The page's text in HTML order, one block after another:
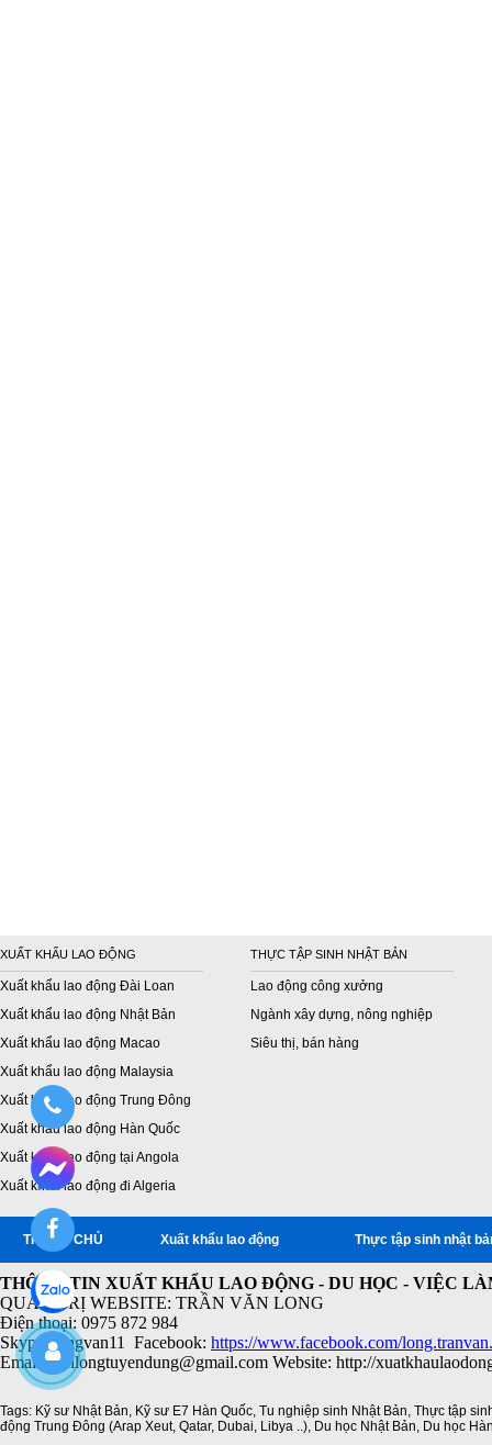
XUẤT KHẨU LAO ĐỘNG
Xuất khẩu lao động Đài Loan
Xuất khẩu lao động Nhật Bản
Xuất khẩu lao động Macao
Xuất khẩu lao động Malaysia
Xuất khẩu lao động Trung Đông
Xuất khẩu lao động Hàn Quốc
Xuất khẩu lao động tại Angola
Xuất khẩu lao động đi Algeria
THỰC TẬP SINH NHẬT BẢN
Lao động công xưởng
Ngành xây dựng, nông nghiệp
Siêu thị, bán hàng
TRANG CHỦ Xuất khẩu lao động Thực tập sinh nhật
THÔNG TIN XUẤT KHẨU LAO ĐỘNG - DU HỌC - VIỆC
QUẢN TRỊ WEBSITE: TRẦN VĂN LONG
Điện thoại: 0975 872 984
Skype: longvan11 Facebook: https://www.facebook.com/
Email: vanlongtuyendung@gmail.com Website: http://
Tags: Kỹ sư Nhật Bản, Kỹ sư E7 Hàn Quốc, Tu nghiệp sinh Nhật Bản, Thực tập
động Trung Đông (Arap Xeut, Qatar, Dubai, Libya ..), Du học Nhật Bản, Du học